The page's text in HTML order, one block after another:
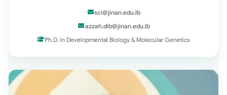
sci@jinan.edu.lb
azzah.dib@jinan.edu.lb
Ph.D. in Developmental Biology & Molecular Genetics